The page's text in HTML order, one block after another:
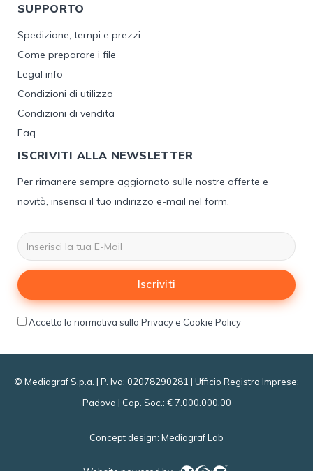
SUPPORTO
Spedizione, tempi e prezzi
Come preparare i file
Legal info
Condizioni di utilizzo
Condizioni di vendita
Faq
ISCRIVITI ALLA NEWSLETTER
Per rimanere sempre aggiornato sulle nostre offerte e
novità, inserisci il tuo indirizzo e-mail nel form.
Iscriviti
Accetto la normativa sulla Privacy e Cookie Policy
© Mediagraf S.p.a. | P. Iva: 02078290281 | Ufficio Registro Imprese:
Padova | Cap. Soc.: € 7.000.000,00
Concept design: Mediagraf Lab